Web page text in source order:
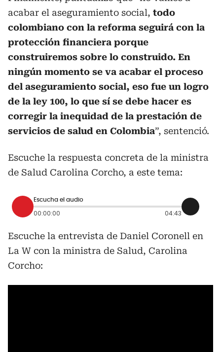
acabar el aseguramiento social, todo
colombiano con la reforma seguirá con la
protección financiera porque
construiremos sobre lo construido. En
ningún momento se va acabar el proceso
del aseguramiento social, eso fue un logro
de la ley 100, lo que sí se debe hacer es
corregir la inequidad de la prestación de
servicios de salud en Colombia”, sentenció.
Escuche la respuesta concreta de la ministra
de Salud Carolina Corcho, a este tema:
Escucha el audio
00:00:00 04:43
Escuche la entrevista de Daniel Coronell en
La W con la ministra de Salud, Carolina
Corcho: